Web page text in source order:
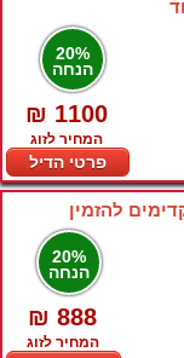
20%
הנחה
₪ 1100
המחיר לזוג
פרטי הדיל
להזמין
20%
הנחה
₪ 888
המחיר לזוג